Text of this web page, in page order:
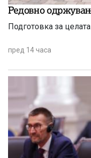
Редовно
Подготовка за
пред 14 часа